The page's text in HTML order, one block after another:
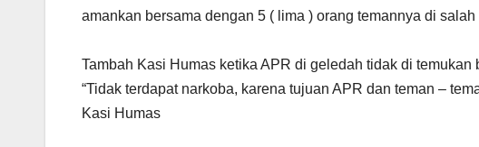
amankan bersama dengan 5 ( lima ) orang temannya di
Tambah Kasi Humas ketika APR di geledah tidak di temukan
“Tidak terdapat narkoba, karena tujuan APR dan teman –
Kasi Humas